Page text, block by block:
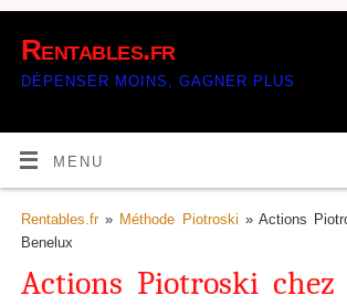
Rentables.fr
DÉPENSER MOINS, GAGNER PLUS
MENU
Rentables.fr» Méthode Piotroski » Actions
Benelux
Actions Piotroski